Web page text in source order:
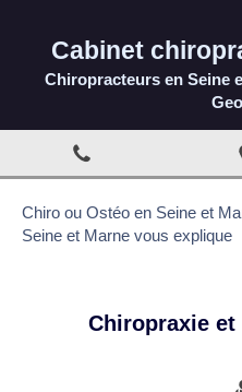
Cabinet
Chiropracteurs en Seine
Chiro ou Ostéo en Seine et
Seine et Marne vous explique
Chiropraxie